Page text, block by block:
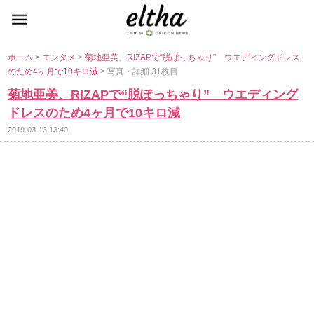
ホーム> エンタメ>菊地亜美、RIZAPで“脱ぽっちゃり” ウエディングドレス
のため4ヶ月で10キロ減> 写真・詳細 31枚目
菊地亜美、RIZAPで“脱ぽっちゃり” ウエディング
ドレスのため4ヶ月で10キロ減
2019-03-13 13:40